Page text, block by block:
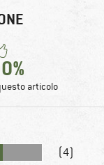
articolo
(4)